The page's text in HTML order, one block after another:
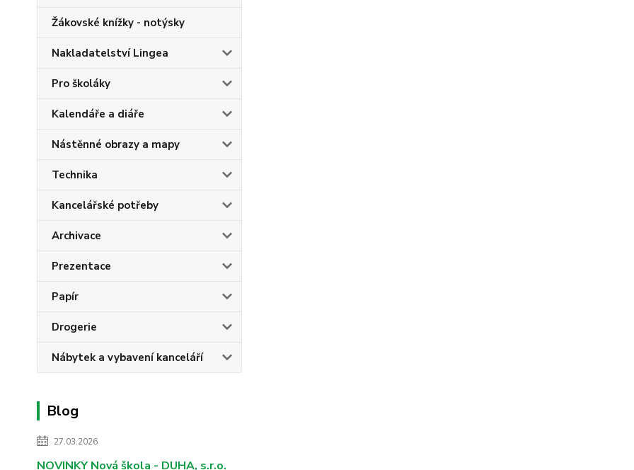
Žákovské knížky - notýsky
Nakladatelství Lingea
Pro školáky
Kalendáře a diáře
Nástěnné obrazy a mapy
Technika
Kancelářské potřeby
Archivace
Prezentace
Papír
Drogerie
Nábytek a vybavení kanceláří
Blog
27.03.2026
NOVINKY Nová škola - DUHA, s.r.o.